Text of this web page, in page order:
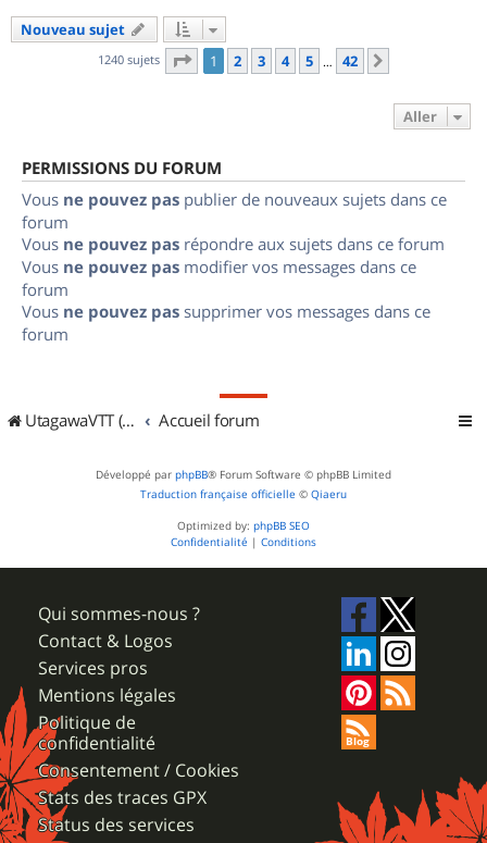
Nouveau sujet
1240 sujets Page 1sur
1 2 3 4 5 … 42
Aller
PERMISSIONS DU FORUM
Vous ne pouvez pas publier de nouveaux sujets dans ce
forum
Vous ne pouvez pas répondre aux sujets dans ce forum
Vous ne pouvez pas modifier vos messages dans ce
forum
Vous ne pouvez pas supprimer vos messages dans ce
forum
UtagawaVTT (Randos VTT et VTTAE avec traces GPS) Accueil forum
Développé par phpBB® Forum Software © phpBB Limited
Traduction française officielle © Qiaeru
Optimized by: phpBB SEO
Confidentialité | Conditions
Qui sommes-nous ?
Contact & Logos
Services pros
Mentions légales
Politique de
confidentialité
Consentement / Cookies
Stats des traces GPX
Status des services